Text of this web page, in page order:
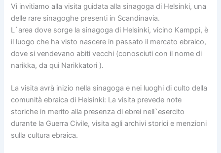
Vi invitiamo alla visita guidata alla sinagoga di Helsinki, una
delle rare sinagoghe presenti in Scandinavia.
L`area dove sorge la sinagoga di Helsinki, vicino Kamppi, è
il luogo che ha visto nascere in passato il mercato ebraico,
dove si vendevano abiti vecchi (conosciuti con il nome di
narikka, da qui Narikkatori ).
La visita avrà inizio nella sinagoga e nei luoghi di culto della
comunità ebraica di Helsinki: La visita prevede note
storiche in merito alla presenza di ebrei nell`esercito
durante la Guerra Civile, visita agli archivi storici e menzioni
sulla cultura ebraica.